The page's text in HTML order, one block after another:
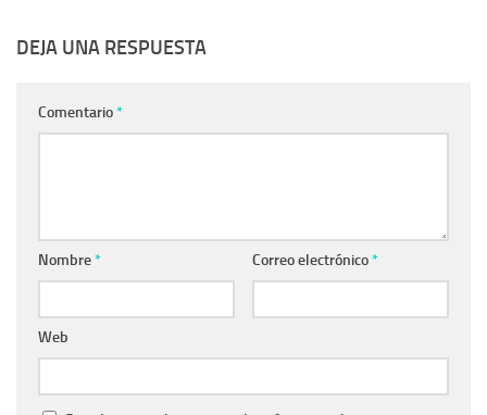
DEJA UNA RESPUESTA
Comentario*
Nombre* Correo electrónico*
Web